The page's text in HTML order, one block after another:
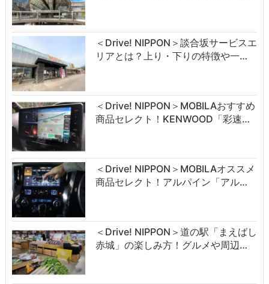
＜Drive! NIPPON＞談合坂サービスエ
リアとは？上り・下りの特徴や一…
＜Drive! NIPPON＞MOBILAおすすめ
商品セレクト！KENWOOD「彩速…
＜Drive! NIPPON＞MOBILAオススメ
商品セレクト！アルパイン「アル…
＜Drive! NIPPON＞道の駅「まえばし
赤城」の楽しみ方！グルメや周辺…